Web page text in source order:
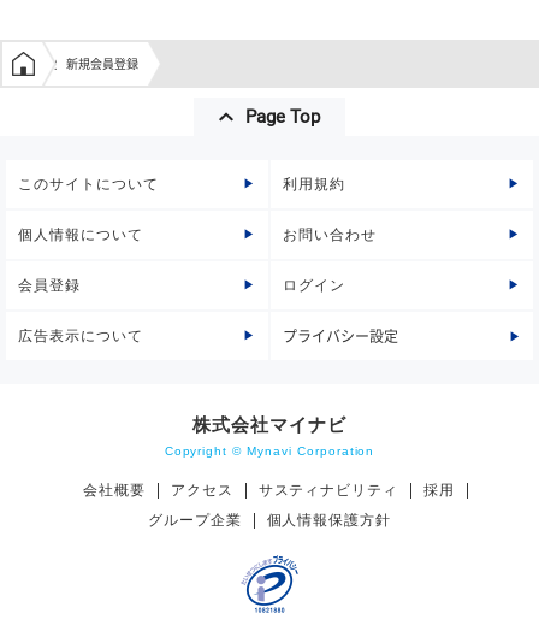
学生の窓口トップ
新規会員登録
Page Top
このサイトについて 利用規約
個人情報について お問い合わせ
会員登録 ログイン
広告表示について プライバシー設定
株式会社マイナビ
Copyright © Mynavi Corporation
会社概要 アクセス サスティナビリティ
採用
グループ企業
個人情報保護方針